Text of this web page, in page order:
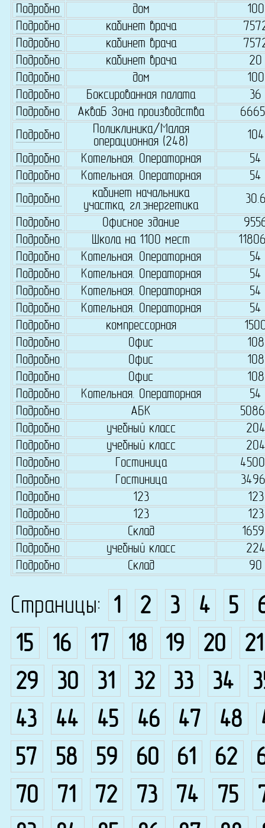
Подробно
дом
100
Подробно
кабинет врача
Подробно
кабинет врача
Подробно
кабинет врача
20
Подробно
дом
100
Подробно
Боксированная палата
36
Подробно
АкваБ Зона производства
Подробно
Поликлиника/Малая
операционная (248)
104
Подробно
Котельная. Операторная
54
Подробно
Котельная. Операторная
54
Подробно
кабинет начальника
участка, гл.энергетика
Подробно
Офисное здание
Подробно
Школа на 1100 мест
Подробно
Котельная. Операторная
54
Подробно
Котельная. Операторная
54
Подробно
Котельная. Операторная
54
Подробно
Котельная. Операторная
54
Подробно
компрессорная
Подробно
Офис
108
Подробно
Офис
108
Подробно
Офис
108
Подробно
Котельная. Операторная
54
Подробно
АБК
Подробно
учебный класс
204
Подробно
учебный класс
204
Подробно
Гостиница
Подробно
Гостиница
Подробно
123
123
Подробно
123
123
Подробно
Склад
Подробно
учебный класс
224
Подробно
Склад 90
Страницы: 1 2 3 4 5
15
16 17 18 19 20
21
29
30 31 32 33 34
43
44 45 46 47 48
57
58 59 60 61 62
70
71 72 73 74 75